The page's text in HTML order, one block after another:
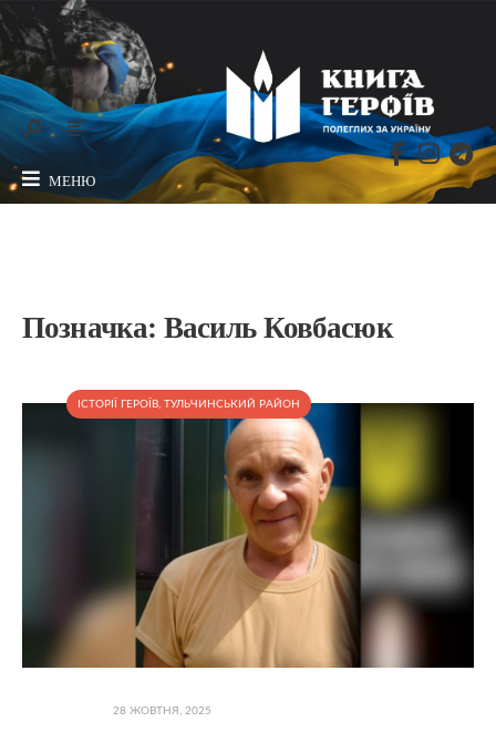
МЕНЮ
Позначка: Василь Ковбасюк
ІСТОРІЇ ГЕРОЇВ, ТУЛЬЧИНСЬКИЙ РАЙОН
28 ЖОВТНЯ, 2025